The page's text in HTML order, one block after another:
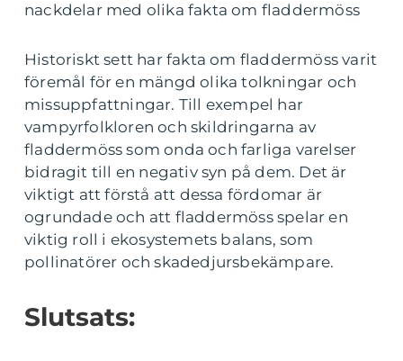
nackdelar med olika fakta om fladdermöss
Historiskt sett har fakta om fladdermöss varit
föremål för en mängd olika tolkningar och
missuppfattningar. Till exempel har
vampyrfolkloren och skildringarna av
fladdermöss som onda och farliga varelser
bidragit till en negativ syn på dem. Det är
viktigt att förstå att dessa fördomar är
ogrundade och att fladdermöss spelar en
viktig roll i ekosystemets balans, som
pollinatörer och skadedjursbekämpare.
Slutsats: